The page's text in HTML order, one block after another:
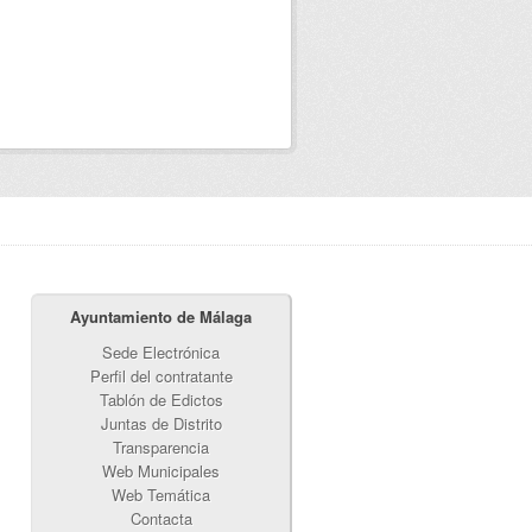
Ayuntamiento de Málaga
Sede Electrónica
Perfil del contratante
Tablón de Edictos
Juntas de Distrito
Transparencia
Web Municipales
Web Temática
Contacta